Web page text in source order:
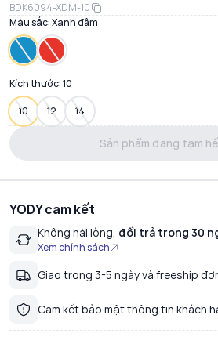
BDK6094-XDM-10
Màu sắc:Xanh đậm
Kích thước:10
10 12 14
Sản phẩm đang tạm
YODY cam kết
Không hài lòng, đổi trả trong 30
Xem chính sách
Giao trong 3-5 ngày và freeship
Cam kết bảo mật thông tin khách